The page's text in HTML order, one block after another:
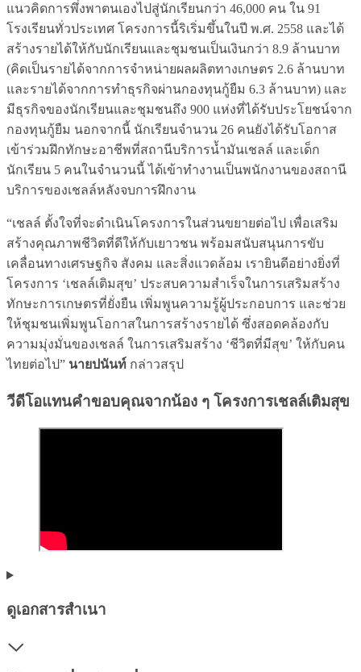
แนวคิดการพึ่งพาตนเองไปสู่นักเรียนกว่า 46,000 คน ใน 91
โรงเรียนทั่วประเทศ โครงการนี้ริเริ่มขึ้นในปี พ.ศ. 2558 และได้
สร้างรายได้ให้กับนักเรียนและชุมชนเป็นเงินกว่า 8.9 ล้านบาท
(คิดเป็นรายได้จากการจำหน่ายผลผลิตทางเกษตร 2.6 ล้านบาท
และรายได้จากการทำธุรกิจผ่านกองทุนกู้ยืม 6.3 ล้านบาท) และ
มีธุรกิจของนักเรียนและชุมชนถึง 900 แห่งที่ได้รับประโยชน์จาก
กองทุนกู้ยืม นอกจากนี้ นักเรียนจำนวน 26 คนยังได้รับโอกาส
เข้าร่วมฝึกทักษะอาชีพที่สถานีบริการน้ำมันเชลล์ และเด็ก
นักเรียน 5 คนในจำนวนนี้ ได้เข้าทำงานเป็นพนักงานของสถานี
บริการของเชลล์หลังจบการฝึกงาน
“เชลล์ ตั้งใจที่จะดำเนินโครงการในส่วนขยายต่อไป เพื่อเสริม
สร้างคุณภาพชีวิตที่ดีให้กับเยาวชน พร้อมสนับสนุนการขับ
เคลื่อนทางเศรษฐกิจ สังคม และสิ่งแวดล้อม เรายินดีอย่างยิ่งที่
โครงการ ‘เชลล์เติมสุข’ ประสบความสำเร็จในการเสริมสร้าง
ทักษะการเกษตรที่ยั่งยืน เพิ่มพูนความรู้ผู้ประกอบการ และช่วย
ให้ชุมชนเพิ่มพูนโอกาสในการสร้างรายได้ ซึ่งสอดคล้องกับ
ความมุ่งมั่นของเชลล์ ในการเสริมสร้าง ‘ชีวิตที่มีสุข’ ให้กับคน
ไทยต่อไป” นายปนันท์ กล่าวสรุป
วีดีโอแทนคำขอบคุณจากน้อง ๆ โครงการเชลล์เติมสุข
ดูเอกสารสำเนา